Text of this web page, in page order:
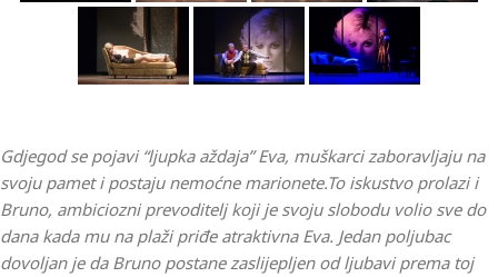
Gdjegod se pojavi “ljupka aždaja” Eva, muškarci zaboravljaju na
svoju pamet i postaju nemoćne marionete.To iskustvo prolazi i
Bruno, ambiciozni prevoditelj koji je svoju slobodu volio sve do
dana kada mu na plaži priđe atraktivna Eva. Jedan poljubac
dovoljan je da Bruno postane zaslijepljen od ljubavi prema toj